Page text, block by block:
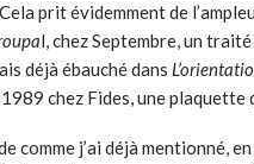
prit évidemment de
l, chez Septembre, un
déjà ébauché dans
chez Fides, une
comme j’ai déjà mentionné,